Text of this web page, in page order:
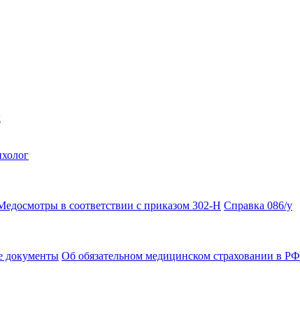
в соответствии с приказом 302-Н Справка 086/у
документы Об обязательном медицинском страховании в РФ